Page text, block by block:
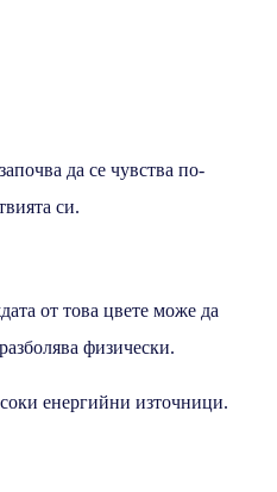
да се чувства по-
си.
от това цвете може да
физически.
енергийни източници.